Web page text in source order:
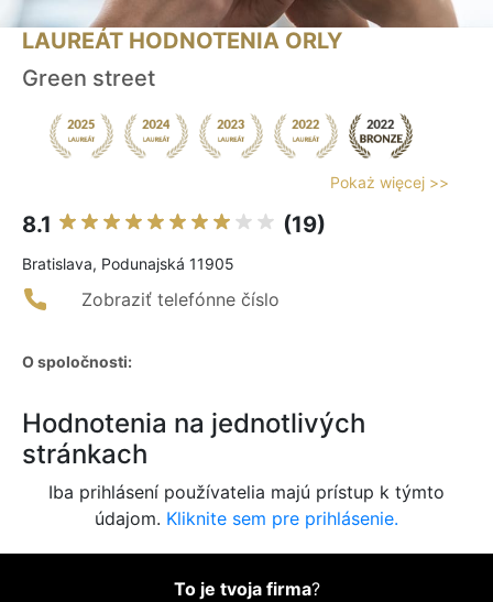
LAUREÁT HODNOTENIA ORLY
Green street
Pokaż więcej >>
8.1 (19)
Bratislava, Podunajská 11905
Zobraziť telefónne číslo
O spoločnosti:
Hodnotenia na jednotlivých
stránkach
Iba prihlásení používatelia majú prístup k týmto
údajom. Kliknite sem pre prihlásenie.
To je tvoja firma?